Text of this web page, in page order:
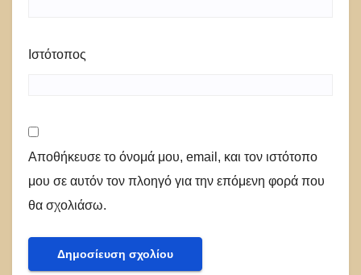
Ιστότοπος
Αποθήκευσε το όνομά μου, email, και τον ιστότοπο
μου σε αυτόν τον πλοηγό για την επόμενη φορά που
θα σχολιάσω.